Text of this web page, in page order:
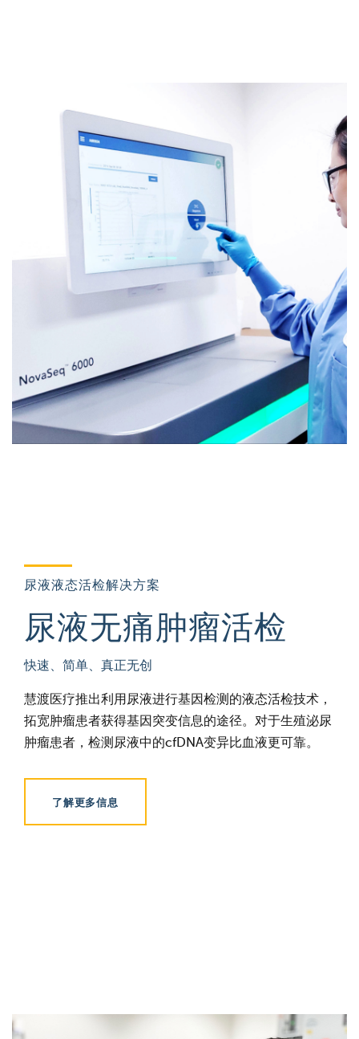
尿液液态活检解决方案
尿液无痛肿瘤活检
快速、简单、真正无创
慧渡医疗推出利用尿液进行基因检测的液态活检技术，
拓宽肿瘤患者获得基因突变信息的途径。对于生殖泌尿
肿瘤患者，检测尿液中的cfDNA变异比血液更可靠。
了解更多信息